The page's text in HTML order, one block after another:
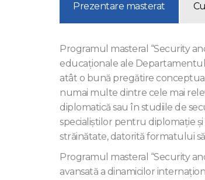
Prezentare masterat
Programul masteral “Security
educaţionale ale
atât o bună pregătire
numai multe dintre cele mai
diplomatică sau în studiile de
specialiştilor pentru diplomaţie şi
străinătate, datorită formatului
Programul masteral “Security
avansată a dinamicilor